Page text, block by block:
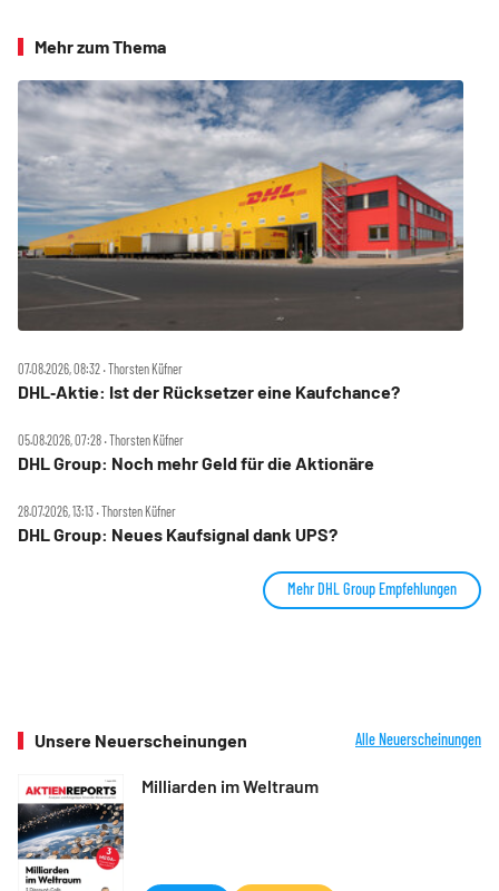
Mehr zum Thema
07.08.2026, 08:32 ‧ Thorsten Küfner
DHL‑Aktie: Ist der Rücksetzer eine Kaufchance?
05.08.2026, 07:28 ‧ Thorsten Küfner
DHL Group: Noch mehr Geld für die Aktionäre
28.07.2026, 13:13 ‧ Thorsten Küfner
DHL Group: Neues Kaufsignal dank UPS?
Mehr DHL Group Empfehlungen
Unsere Neuerscheinungen Alle Neuerscheinungen
Milliarden im Weltraum